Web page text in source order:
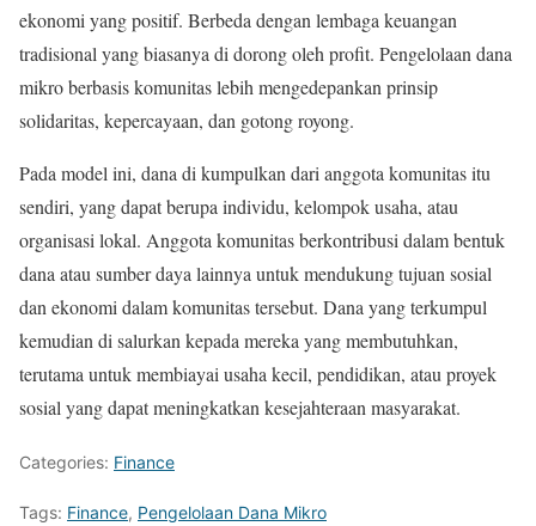
ekonomi yang positif. Berbeda dengan lembaga keuangan
tradisional yang biasanya di dorong oleh profit. Pengelolaan dana
mikro berbasis komunitas lebih mengedepankan prinsip
solidaritas, kepercayaan, dan gotong royong.
Pada model ini, dana di kumpulkan dari anggota komunitas itu
sendiri, yang dapat berupa individu, kelompok usaha, atau
organisasi lokal. Anggota komunitas berkontribusi dalam bentuk
dana atau sumber daya lainnya untuk mendukung tujuan sosial
dan ekonomi dalam komunitas tersebut. Dana yang terkumpul
kemudian di salurkan kepada mereka yang membutuhkan,
terutama untuk membiayai usaha kecil, pendidikan, atau proyek
sosial yang dapat meningkatkan kesejahteraan masyarakat.
Categories: Finance
Tags: Finance, Pengelolaan Dana Mikro